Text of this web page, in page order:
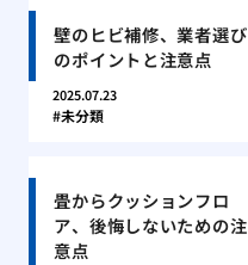
壁のヒビ補修、業者選び
のポイントと注意点
2025.07.23
未分類
畳からクッションフロ
ア、後悔しないための注
意点